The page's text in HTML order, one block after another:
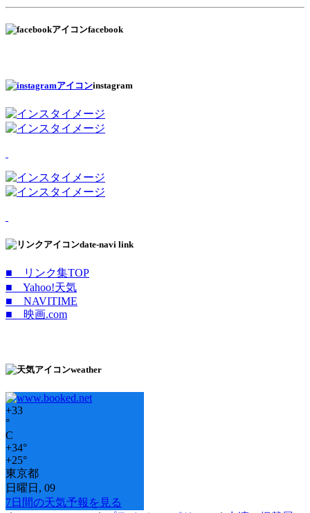
facebook
instagram
date-navi link
■ リンク集TOP
■ Yahoo!天気
■ NAVITIME
■ 映画.com
weather
+33
°
C
+34°
+25°
東京都
日曜日, 09
7日間の天気予報を見る